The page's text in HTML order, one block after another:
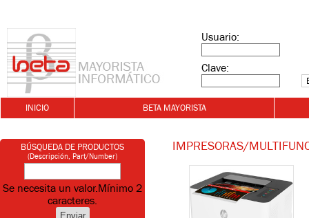
Usuario:
Clave:
INICIO BETA MAYORISTA
BÚSQUEDA DE PRODUCTOS
(Descripción, Part/Number)
Se necesita un valor.Mínimo 2
caracteres.
IMPRESORAS/